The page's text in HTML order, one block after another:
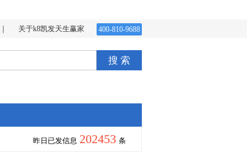
关于k8凯发天生赢家 400-810-9688
搜 索
昨日已发信息 202453 条